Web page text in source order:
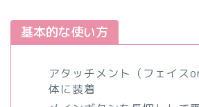
基本的な使い方
アタッチメント（フェイス
体に装着